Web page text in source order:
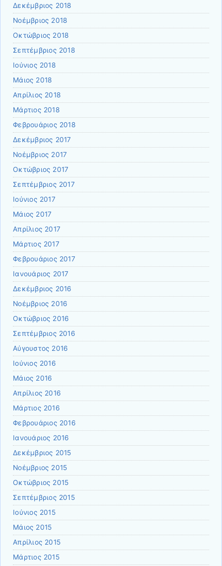
Δεκέμβριος 2018
Νοέμβριος 2018
Οκτώβριος 2018
Σεπτέμβριος 2018
Ιούνιος 2018
Μάιος 2018
Απρίλιος 2018
Μάρτιος 2018
Φεβρουάριος 2018
Δεκέμβριος 2017
Νοέμβριος 2017
Οκτώβριος 2017
Σεπτέμβριος 2017
Ιούνιος 2017
Μάιος 2017
Απρίλιος 2017
Μάρτιος 2017
Φεβρουάριος 2017
Ιανουάριος 2017
Δεκέμβριος 2016
Νοέμβριος 2016
Οκτώβριος 2016
Σεπτέμβριος 2016
Αύγουστος 2016
Ιούνιος 2016
Μάιος 2016
Απρίλιος 2016
Μάρτιος 2016
Φεβρουάριος 2016
Ιανουάριος 2016
Δεκέμβριος 2015
Νοέμβριος 2015
Οκτώβριος 2015
Σεπτέμβριος 2015
Ιούνιος 2015
Μάιος 2015
Απρίλιος 2015
Μάρτιος 2015